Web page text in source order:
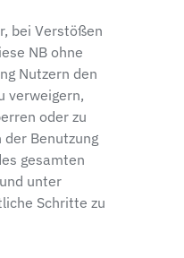
bei Verstößen
NB ohne
Nutzern den
verweigern,
oder zu
der Benutzung
gesamten
unter
Schritte zu